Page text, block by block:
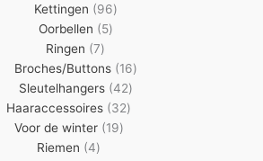
Kettingen 9696
producten
Oorbellen 55
Ringen 77
producten
Broches/Buttons 1616
producten
Sleutelhangers 4242
producten
Haaraccessoires 3232
Voor de winter 1919
Riemen 44